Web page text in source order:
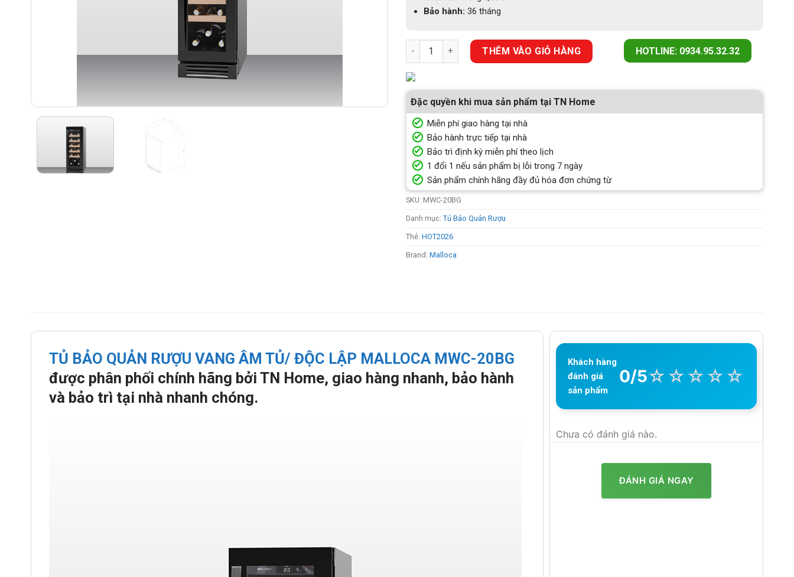
Bảo hành: 36 tháng
TỦ BẢO QUẢN RƯỢU VANG ÂM TỦ/ ĐỘC LẬP MALLOCA MWC-20BG số lượng
THÊM VÀO GIỎ HÀNG HOTLINE: 0934.95.32.32
Đặc quyền khi mua sản phẩm tại TN Home
Miễn phí giao hàng tại nhà
Bảo hành trực tiếp tại nhà
Bảo trì định kỳ miễn phí theo lịch
1 đổi 1 nếu sản phẩm bị lỗi trong 7 ngày
Sản phẩm chính hãng đầy đủ hóa đơn chứng từ
SKU: MWC-20BG
Danh mục: Tủ Bảo Quản Rượu
Thẻ: HOT2026
Brand: Malloca
TỦ BẢO QUẢN RƯỢU VANG ÂM TỦ/ ĐỘC LẬP MALLOCA MWC-20BG
được phân phối chính hãng bởi TN Home, giao hàng nhanh, bảo hành
và bảo trì tại nhà nhanh chóng.
Khách hàng
đánh giá
sản phẩm
0/5☆ ☆ ☆ ☆ ☆
Chưa có đánh giá nào.
ĐÁNH GIÁ NGAY